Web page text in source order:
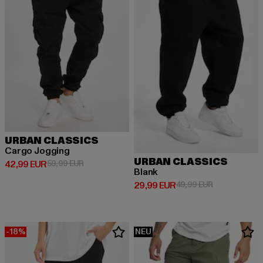
URBAN CLASSICS
Cargo Jogging
42,99 EUR
Derzeitiger Preis: 42,99 EUR
59,99 EURAktionspreis: 59,99 EURURBAN CLASSICS
Blank
29,99 EUR
Derzeitiger Preis: 29,99 EUR
49,99 EURAktionspreis:
-18% NEU